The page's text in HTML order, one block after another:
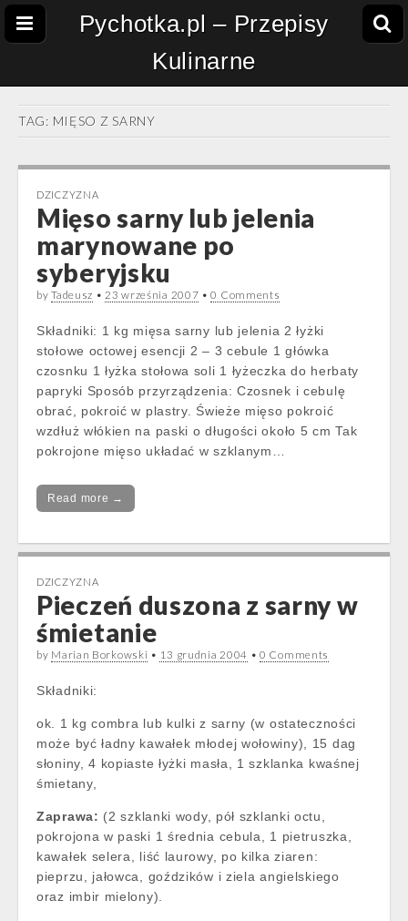
Pychotka.pl – Przepisy
Kulinarne
TAG: MIĘSO Z SARNY
DZICZYZNA
Mięso sarny lub jelenia
marynowane po
syberyjsku
byTadeusz •23 września 2007 •0 Comments
Składniki: 1 kg mięsa sarny lub jelenia 2 łyżki
stołowe octowej esencji 2 – 3 cebule 1 główka
czosnku 1 łyżka stołowa soli 1 łyżeczka do herbaty
papryki Sposób przyrządzenia: Czosnek i cebulę
obrać, pokroić w plastry. Świeże mięso pokroić
wzdłuż włókien na paski o długości około 5 cm Tak
pokrojone mięso układać w szklanym…
Read more →
DZICZYZNA
Pieczeń duszona z sarny w
śmietanie
by Marian Borkowski • 13 grudnia 2004 •0 Comments
Składniki:
ok. 1 kg combra lub kulki z sarny (w ostateczności
może być ładny kawałek młodej wołowiny), 15 dag
słoniny, 4 kopiaste łyżki masła, 1 szklanka kwaśnej
śmietany,
Zaprawa: (2 szklanki wody, pół szklanki octu,
pokrojona w paski 1 średnia cebula, 1 pietruszka,
kawałek selera, liść laurowy, po kilka ziaren:
pieprzu, jałowca, goździków i ziela angielskiego
oraz imbir mielony).